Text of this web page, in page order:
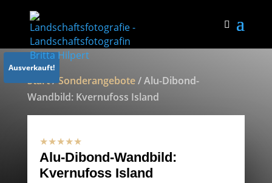
Ausverkauft!
Start/Sonderangebote/ Alu-Dibond-
Wandbild: Kvernufoss Island
★★★★★
Alu-Dibond-Wandbild:
Kvernufoss Island